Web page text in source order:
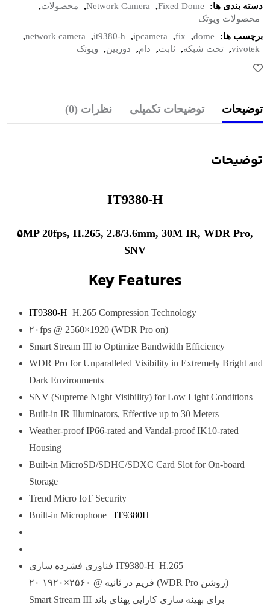
دسته بندی ها: Fixed Dome
,
Network Camera
, محصولات,
محصولات ویوتک
برچسب ها:
dome
,
fix
,
ipcamera
,
it9380-h
,
network camera
,
vivotek
, تحت شبکه, ثابت, دام, دوربین, ویوتک
توضیحات توضیحات تکمیلی نظرات (0)
توضیحات
IT9380-H
۵MP 20fps, H.265, 2.8/3.6mm, 30M IR, WDR Pro,
SNV
Key Features
IT9380-H H.265 Compression Technology
۲۰fps @ 2560×1920 (WDR Pro on)
Smart Stream III to Optimize Bandwidth Efficiency
WDR Pro for Unparalleled Visibility in Extremely Bright and
Dark Environments
SNV (Supreme Night Visibility) for Low Light Conditions
Built-in IR Illuminators, Effective up to 30 Meters
Weather-proof IP66-rated and Vandal-proof IK10-rated
Housing
Built-in MicroSD/SDHC/SDXC Card Slot for On-board
Storage
Trend Micro IoT Security
Built-in Microphone IT9380H
فناوری فشرده سازی IT9380-H H.265
۲۰ فریم در ثانیه @ ۲۵۶۰×۱۹۲۰ (WDR Pro روشن)
Smart Stream III برای بهینه سازی کارایی پهنای باند